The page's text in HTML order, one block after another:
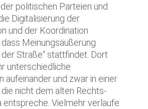
politischen Parteien und
Digitalisierung der
und der Koordination
Meinungsäußerung
Straße“ stattfindet. Dort
unterschiedliche
aufeinander und zwar in einer
nicht dem alten Rechts-
entspreche. Vielmehr verlaufe